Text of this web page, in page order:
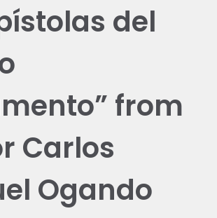
del
from
Carlos
Ogando